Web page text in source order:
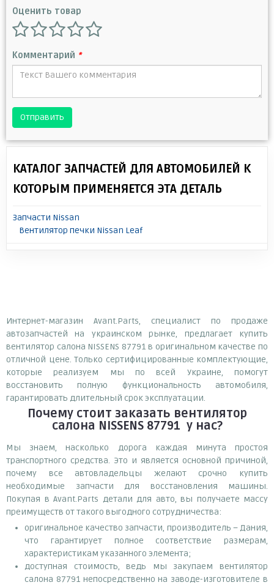
Оценить товар
Комментарий *
Отправить
КАТАЛОГ ЗАПЧАСТЕЙ ДЛЯ АВТОМОБИЛЕЙ К
КОТОРЫМ ПРИМЕНЯЕТСЯ ЭТА ДЕТАЛЬ
Запчасти Nissan
Вентилятор печки Nissan Leaf
Интернет-магазин Avant.Parts, специалист по продаже
автозапчастей на украинском рынке, предлагает купить
вентилятор салона NISSENS 87791 в оригинальном качестве по
отличной цене. Только сертифицированные комплектующие,
которые реализуем мы по всей Украине, помогут
восстановить полную функциональность автомобиля,
гарантировать длительный срок эксплуатации.
Почему стоит заказать вентилятор
салона NISSENS 87791 у нас?
Мы знаем, насколько дорога каждая минута простоя
транспортного средства. Это и является основной причиной,
почему все автовладельцы желают срочно купить
необходимые запчасти для восстановления машины.
Покупая в Avant.Parts детали для авто, вы получаете массу
преимуществ от такого выгодного сотрудничества:
оригинальное качество запчасти, производитель – Дания,
что гарантирует полное соответствие размерам,
характеристикам указанного элемента;
доступная стоимость, ведь мы закупаем вентилятор
салона 87791 непосредственно на заводе-изготовителе в